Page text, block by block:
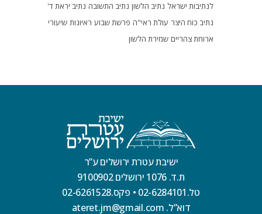
לנתיבות ישראל נתיב הלשון נתיב התשובה נתיב יראת ד'
נתיב כוח היצר עולת ראי"ה פרשת שבוע ראיונות שיעורי
ארוחת צהריים שמירת הלשון
ישיבת עטרת ירושלים ע”ר
ת.ד. 1076 ירושלים 9100902
טל.02-6284101
• פקס.02-6261528
דוא”ל. ateret.jm@gmail.com